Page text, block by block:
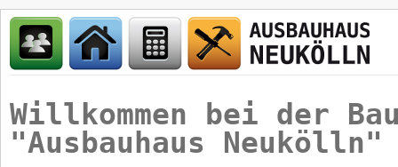
Willkommen bei der
"Ausbauhaus Neukölln"